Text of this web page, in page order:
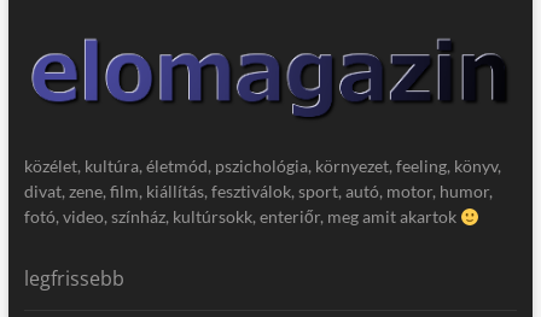
közélet, kultúra, életmód, pszichológia, környezet, feeling, könyv,
divat, zene, film, kiállítás, fesztiválok, sport, autó, motor, humor,
fotó, video, színház, kultúrsokk, enteriőr, meg amit akartok
legfrissebb